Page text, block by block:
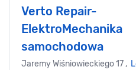
Verto Repair-
ElektroMechanika
samochodowa
Jaremy Wiśniowieckiego 17 ,